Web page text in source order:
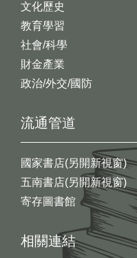
文化歷史
教育學習
社會/科學
財金產業
政治/外交/國防
流通管道
國家書店(另開新視窗)
五南書店(另開新視窗)
寄存圖書館
相關連結